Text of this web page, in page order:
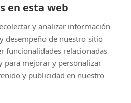
en esta web
y analizar información
desempeño de nuestro sitio
funcionalidades relacionadas
para mejorar y personalizar
y publicidad en nuestro
legal
Cookies